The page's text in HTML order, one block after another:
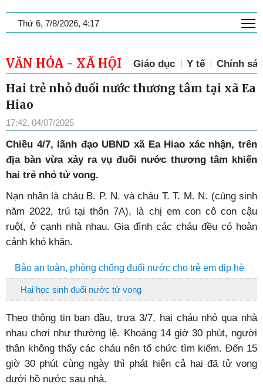
Thứ 6, 7/8/2026, 4:17
VĂN HÓA - XÃ HỘI Giáo dục Y tế Chính
Hai trẻ nhỏ đuối nước thương tâm tại xã Ea
Hiao
17:42, 04/07/2025
Chiều 4/7, lãnh đạo UBND xã Ea Hiao xác nhận, trên
địa bàn vừa xảy ra vụ đuối nước thương tâm khiến
hai trẻ nhỏ tử vong.
Nạn nhân là cháu B. P. N. và cháu T. T. M. N. (cùng sinh
năm 2022, trú tại thôn 7A), là chị em con cô con cậu
ruột, ở cạnh nhà nhau. Gia đình các cháu đều có hoàn
cảnh khó khăn.
Bảo an toàn, phòng chống đuối nước cho trẻ em dịp hè
Hai học sinh đuối nước tử vong
Theo thông tin ban đầu, trưa 3/7, hai cháu nhỏ qua nhà
nhau chơi như thường lệ. Khoảng 14 giờ 30 phút, người
thân không thấy các cháu nên tổ chức tìm kiếm. Đến 15
giờ 30 phút cùng ngày thì phát hiện cả hai đã tử vong
dưới hồ nước sau nhà.